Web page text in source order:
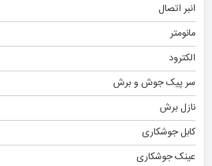
انبر اتصال
مانومتر
الکترود
سر پیک جوش و برش
نازل برش
کابل جوشکاری
عینک جوشکاری